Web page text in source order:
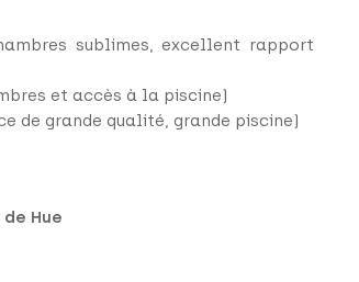
sublimes, excellent rapport
et accès à la piscine)
de grande qualité, grande piscine)
Hue